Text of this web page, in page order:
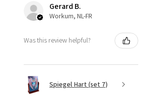
Gerard B.
Workum, NL-FR
Was this review helpful?
Spiegel Hart (set 7)